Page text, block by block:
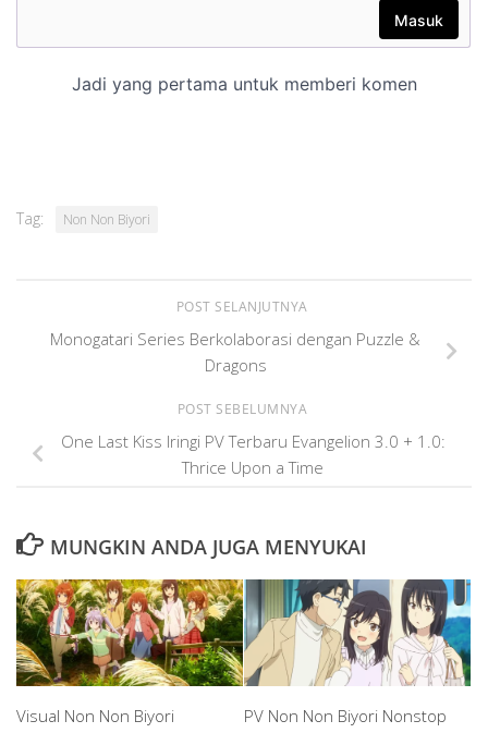
Tag: Non Non Biyori
POST SELANJUTNYA
Monogatari Series Berkolaborasi dengan Puzzle &
Dragons
POST SEBELUMNYA
One Last Kiss Iringi PV Terbaru Evangelion 3.0 + 1.0:
Thrice Upon a Time
MUNGKIN ANDA JUGA MENYUKAI
Visual Non Non Biyori
PV Non Non Biyori Nonstop